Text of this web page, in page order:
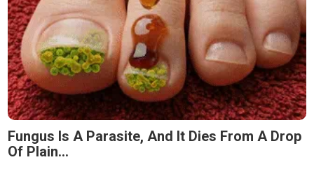
Fungus Is A Parasite, And It Dies From A Drop
Of Plain...